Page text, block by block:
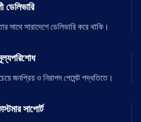
ডেলিভারি
সারাদেশে ডেলিভারি করে থাকি।
জনপ্রিয় ও নিরাপদ পেমেন্ট পদ্ধতিতে।
সাপোর্ট